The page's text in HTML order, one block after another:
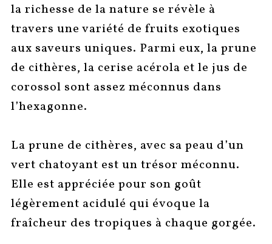
la richesse de la nature se révèle à
travers une variété de fruits exotiques
aux saveurs uniques. Parmi eux, la prune
de cithères, la cerise acérola et le jus de
corossol sont assez méconnus dans
l’hexagonne.
La prune de cithères, avec sa peau d’un
vert chatoyant est un trésor méconnu.
Elle est appréciée pour son goût
légèrement acidulé qui évoque la
fraîcheur des tropiques à chaque gorgée.